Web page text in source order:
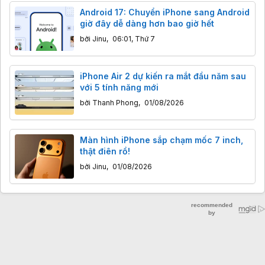
Android 17: Chuyển iPhone sang Android
giờ đây dễ dàng hơn bao giờ hết
bởi Jinu, 06:01, Thứ 7
iPhone Air 2 dự kiến ra mắt đầu năm sau
với 5 tính năng mới
bởi Thanh Phong, 01/08/2026
Màn hình iPhone sắp chạm mốc 7 inch,
thật điên rồ!
bởi Jinu, 01/08/2026